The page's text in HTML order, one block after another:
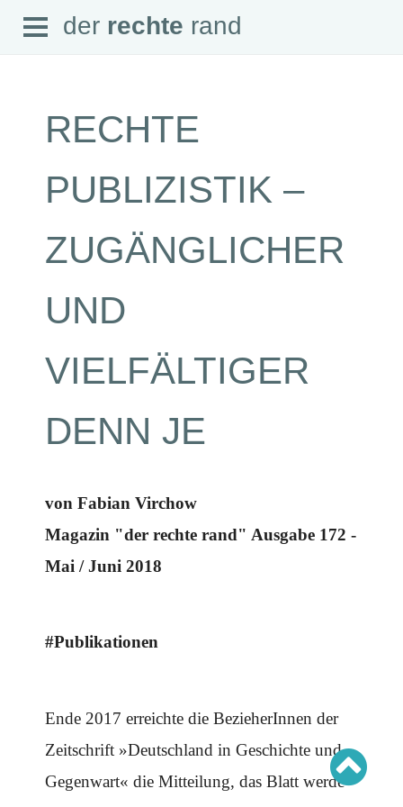
der rechte rand
SEITEN
Home
Suche
Magazin
Audio
Downloads
Impressum
Datenschutz
SCHWERPUNKTE
Schwerpunkt zur USA und Faschist Trump
Schwerpunkt »Identitäre Bewegung«
AUSGABEN
Ausgabe 221
Ausgabe 216
Open
Menu
der rechte rand
RECHTE
PUBLIZISTIK –
ZUGÄNGLICHER
UND
VIELFÄLTIGER
DENN JE
von Fabian Virchow
Magazin "der rechte rand" Ausgabe 172 -
Mai / Juni 2018
#Publikationen
Ende 2017 erreichte die BezieherInnen der
Zeitschrift »Deutschland in Geschichte und
Gegenwart« die Mitteilung, das Blatt werde